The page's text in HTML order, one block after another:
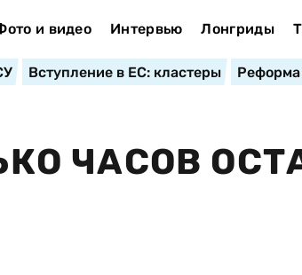
и видео Интервью Лонгриды
Вступление в ЕС: кластеры
ЧАСОВ